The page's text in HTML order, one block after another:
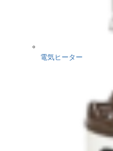
電気ヒーター